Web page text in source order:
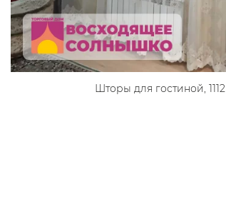
Шторы для гостиной, 1112